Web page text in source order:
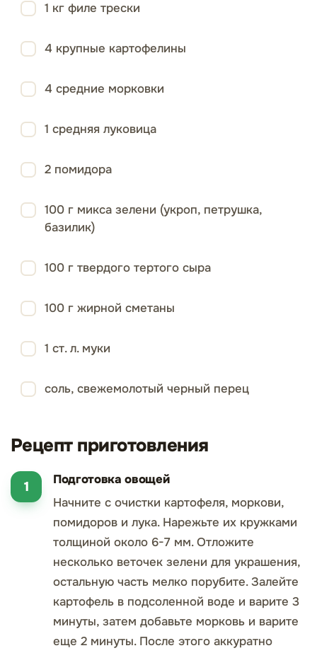
1 кг филе трески
4 крупные картофелины
4 средние морковки
1 средняя луковица
2 помидора
100 г микса зелени (укроп, петрушка,
базилик)
100 г твердого тертого сыра
100 г жирной сметаны
1 ст. л. муки
соль, свежемолотый черный перец
Рецепт приготовления
Подготовка овощей
Начните с очистки картофеля, моркови,
помидоров и лука. Нарежьте их кружками
толщиной около 6-7 мм. Отложите
несколько веточек зелени для украшения,
остальную часть мелко порубите. Залейте
картофель в подсоленной воде и варите 3
минуты, затем добавьте морковь и варите
еще 2 минуты. После этого аккуратно